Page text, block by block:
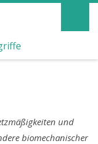
und
biomechanischer